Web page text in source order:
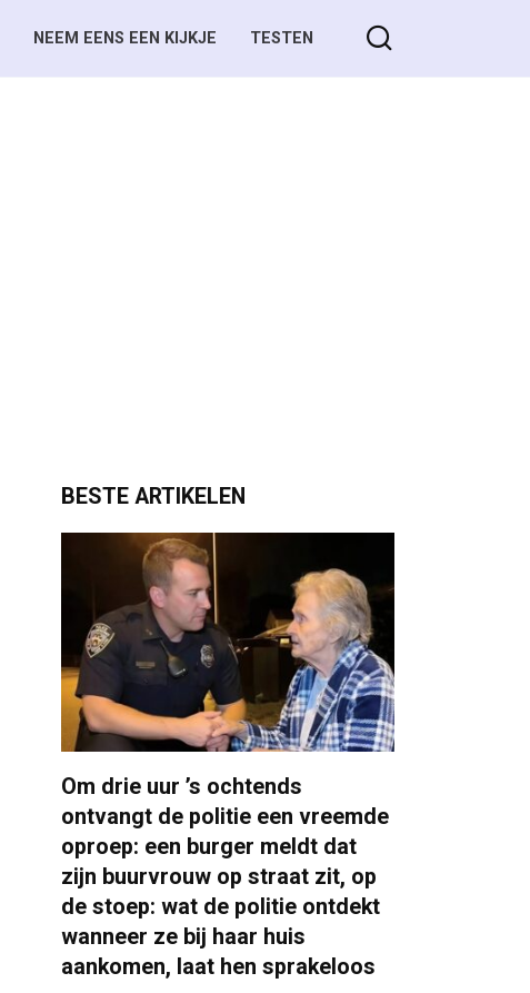
NEEM EENS EEN KIJKJE TESTEN
BESTE ARTIKELEN
Om drie uur ’s ochtends
ontvangt de politie een vreemde
oproep: een burger meldt dat
zijn buurvrouw op straat zit, op
de stoep: wat de politie ontdekt
wanneer ze bij haar huis
aankomen, laat hen sprakeloos